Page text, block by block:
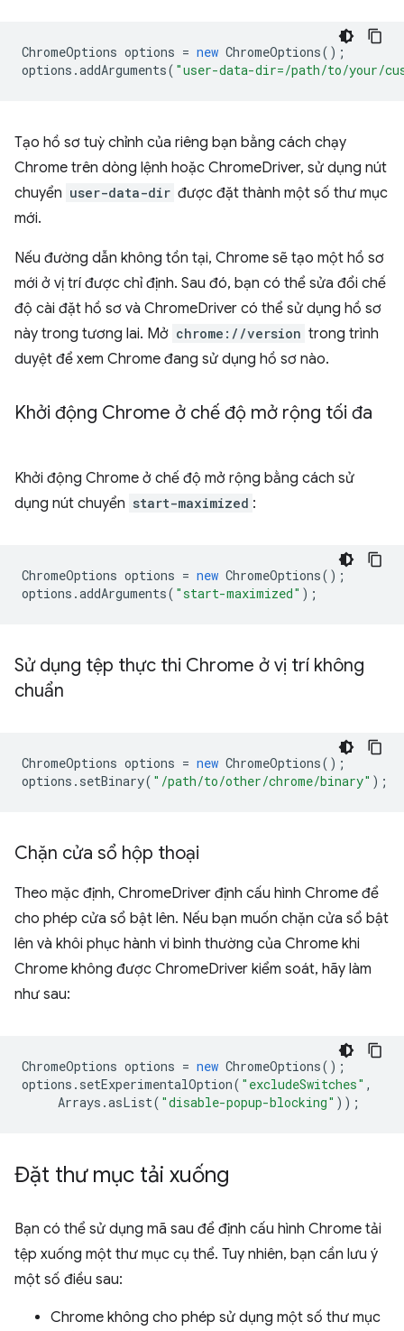
ChromeOptions options = new ChromeOptions();
options .addArguments( "user-data-dir=/path/to/your/
Tạo hồ sơ tuỳ chỉnh của riêng bạn bằng cách chạy
Chrome trên dòng lệnh hoặc ChromeDriver, sử dụng nút
chuyển user-data-dir được đặt thành một số thư mục
mới.
Nếu đường dẫn không tồn tại, Chrome sẽ tạo một hồ sơ
mới ở vị trí được chỉ định. Sau đó, bạn có thể sửa đổi chế
độ cài đặt hồ sơ và ChromeDriver có thể sử dụng hồ sơ
này trong tương lai. Mở chrome://version trong trình
duyệt để xem Chrome đang sử dụng hồ sơ nào.
Khởi động Chrome ở chế độ mở rộng tối đa
Khởi động Chrome ở chế độ mở rộng bằng cách sử
dụng nút chuyển start-maximized :
ChromeOptions options = new ChromeOptions();
options .addArguments( "start-maximized" );
Sử dụng tệp thực thi Chrome ở vị trí không
chuẩn
ChromeOptions options = new ChromeOptions();
options . setBinary( "/path/to/other/chrome/binary" );
Chặn cửa sổ hộp thoại
Theo mặc định, ChromeDriver định cấu hình Chrome để
cho phép cửa sổ bật lên. Nếu bạn muốn chặn cửa sổ bật
lên và khôi phục hành vi bình thường của Chrome khi
Chrome không được ChromeDriver kiểm soát, hãy làm
như sau:
ChromeOptions options = new ChromeOptions();
options . setExperimentalOption( "excludeSwitches" ,
Arrays .asList( "disable-popup-blocking" ));
Đặt thư mục tải xuống
Bạn có thể sử dụng mã sau để định cấu hình Chrome tải
tệp xuống một thư mục cụ thể. Tuy nhiên, bạn cần lưu ý
một số điều sau:
Chrome không cho phép sử dụng một số thư mục